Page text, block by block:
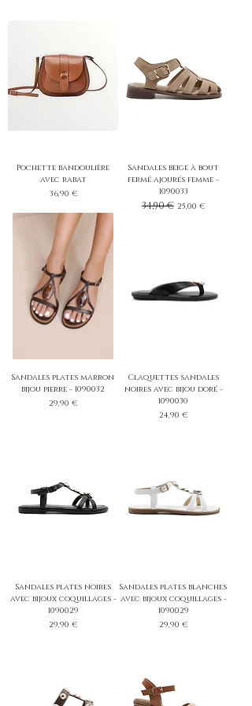
Pochette bandoulière
avec rabat
Prix
36,90 €
Sandales beige à bout
fermé ajourés femme -
1090033
Prix original
34,90 € Prix promotionnel
25,00 €
Sandales plates marron
bijou pierre - 1090032
Prix
29,90 €
Claquettes sandales
noires avec bijou doré -
1090030
Prix
24,90 €
Sandales plates noires
avec bijoux coquillages -
1090029
Prix
29,90 €
Sandales plates blanches
avec bijoux coquillages -
1090029
Prix
29,90 €